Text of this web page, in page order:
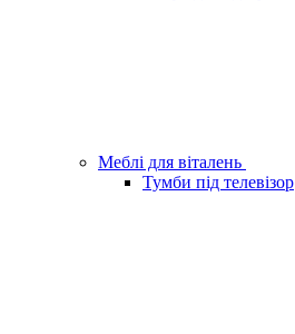
Меблі для віталень
Тумби під телевізор